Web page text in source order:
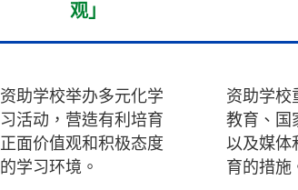
观」
资助学校举办多元化学
习活动，营造有利培育
正面价值观和积极态度
的学习环境。
资助学校
教育、国
以及媒体
育的措施